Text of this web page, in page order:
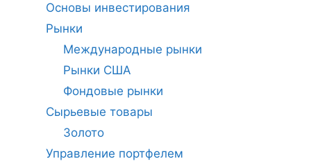
Основы инвестирования
Рынки
Международные рынки
Рынки США
Фондовые рынки
Сырьевые товары
Золото
Управление портфелем